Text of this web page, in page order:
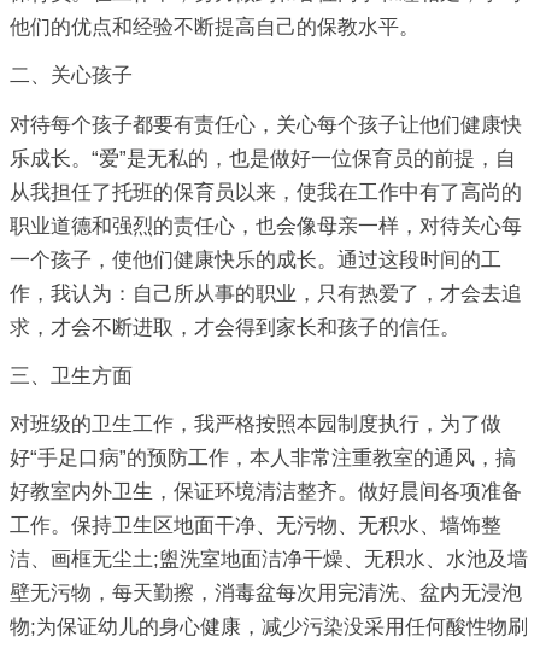
他们的优点和经验不断提高自己的保教水平。
二、关心孩子
对待每个孩子都要有责任心，关心每个孩子让他们健康快
乐成长。“爱”是无私的，也是做好一位保育员的前提，自
从我担任了托班的保育员以来，使我在工作中有了高尚的
职业道德和强烈的责任心，也会像母亲一样，对待关心每
一个孩子，使他们健康快乐的成长。通过这段时间的工
作，我认为：自己所从事的职业，只有热爱了，才会去追
求，才会不断进取，才会得到家长和孩子的信任。
三、卫生方面
对班级的卫生工作，我严格按照本园制度执行，为了做
好“手足口病”的预防工作，本人非常注重教室的通风，搞
好教室内外卫生，保证环境清洁整齐。做好晨间各项准备
工作。保持卫生区地面干净、无污物、无积水、墙饰整
洁、画框无尘土;盥洗室地面洁净干燥、无积水、水池及墙
壁无污物，每天勤擦，消毒盆每次用完清洗、盆内无浸泡
物;为保证幼儿的身心健康，减少污染没采用任何酸性物刷